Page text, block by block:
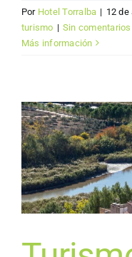
Por Hotel Torralba | 12 de
turismo | Sin comentarios
Más información